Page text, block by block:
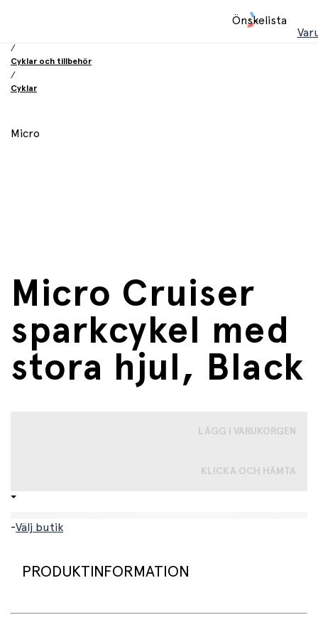
Önskelista
/
Cyklar och tillbehör
/
Cyklar
Micro
Micro Cruiser
sparkcykel med
stora hjul, Black
LÄGG I VARUKORGEN
KLICKA OCH HÄMTA
-Välj butik
PRODUKTINFORMATION